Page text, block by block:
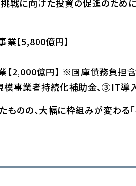
戦に向けた投資の促進のため
【5,800億円】
【2,000億円】 ※国庫債務負担
模事業者持続化補助金、③IT導
のの、大幅に枠組みが変わる